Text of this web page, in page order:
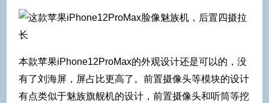
本款苹果iPhone12ProMax的外观设计还是可以的，没
有了刘海屏，屏占比更高了。前置摄像头等模块的设计
有点类似于魅族旗舰机的设计，前置摄像头和听筒等挖